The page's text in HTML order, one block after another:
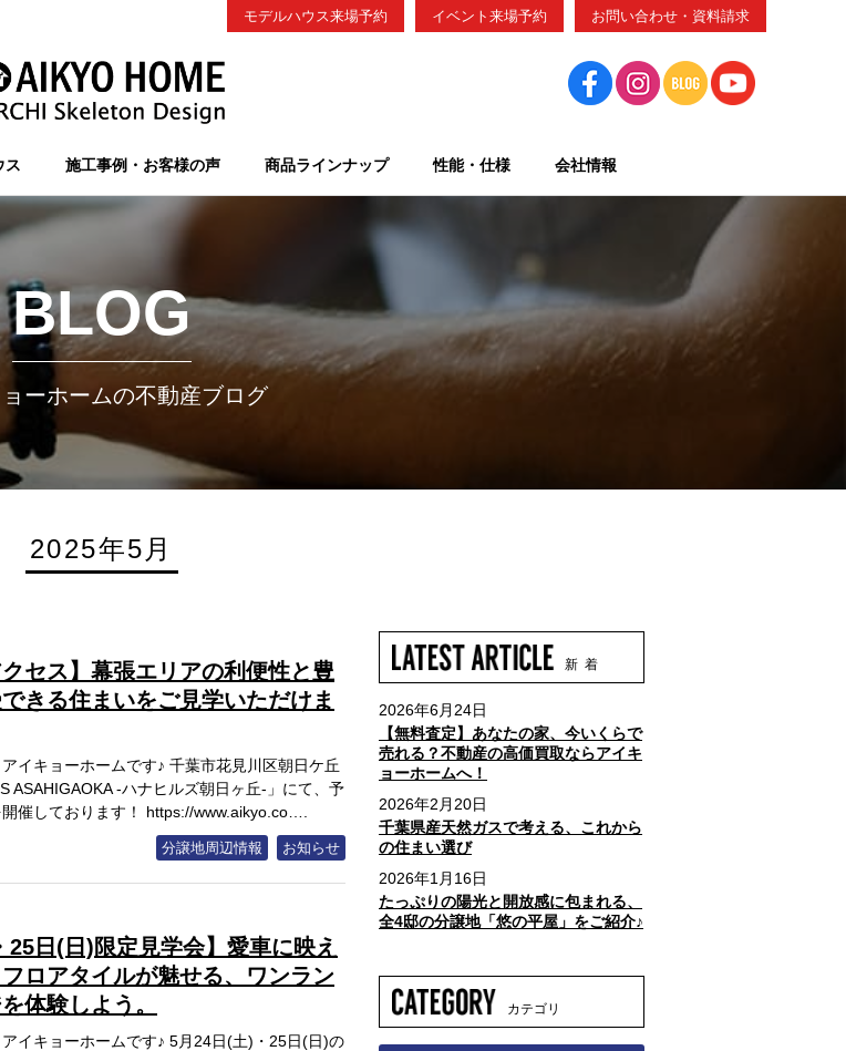
ス 施工事例・お客様の声 商品ラインナップ 性能・仕様 会社情報
モデルハウス来場予約 イベント来場予約 お問い合わせ・資料請求
BLOG
ーホームの不動産ブログ
2025年5月
クセス】幕張エリアの利便性と豊
きる住まいをご見学いただけま
イキョーホームです♪ 千葉市花見川区朝日ケ丘
ASAHIGAOKA -ハナヒルズ朝日ヶ丘-」にて、予
催しております！ https://www.aikyo.co….
分譲地周辺情報 お知らせ
25日(日)限定見学会】愛車に映え
ロアタイルが魅せる、ワンラン
体験しよう。
イキョーホームです♪ 5月24日(土)・25日(日)の
新 着
2026年6月24日
【無料査定】あなたの家、今いくらで
売れる？不動産の高価買取ならアイキ
ョーホームへ！
2026年2月20日
千葉県産天然ガスで考える、これから
の住まい選び
2026年1月16日
たっぷりの陽光と開放感に包まれる、
全4邸の分譲地「悠の平屋」をご紹介♪
カテゴリ